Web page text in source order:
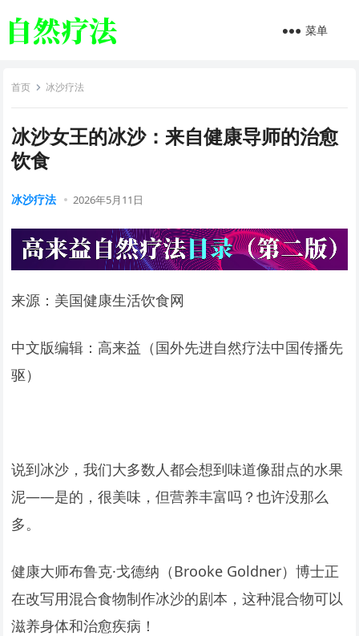
菜单
首页 冰沙疗法
冰沙女王的冰沙：来自健康导师的治愈
饮食
冰沙疗法 2026年5月11日
来源：美国健康生活饮食网
中文版编辑：高来益（国外先进自然疗法中国传播先
驱）
说到冰沙，我们大多数人都会想到味道像甜点的水果
泥——是的，很美味，但营养丰富吗？也许没那么
多。
健康大师布鲁克·戈德纳（Brooke Goldner）博士正
在改写用混合食物制作冰沙的剧本，这种混合物可以
滋养身体和治愈疾病！